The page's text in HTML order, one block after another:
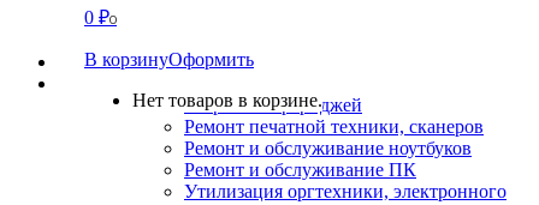
0 ₽0
В корзинуОформить
Нет товаров в корзине.
СВЯЗАТЬСЯ
О нас
Заправка картриджей
Ремонт печатной техники, сканеров
Ремонт и обслуживание ноутбуков
Ремонт и обслуживание ПК
Утилизация оргтехники, электронного